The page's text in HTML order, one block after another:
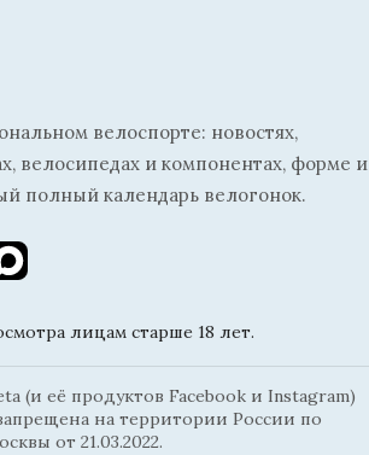
велоспорте: новостях,
велосипедах и компонентах, форме и
полный календарь велогонок.
лицам старше 18 лет.
(и её продуктов Facebook и Instagram)
на территории России по
от 21.03.2022.